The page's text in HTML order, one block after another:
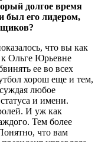
долгое время
был его лидером,
что вы как
Ольге Юрьевне
ее во всех
хорош еще и тем,
любое
и имени.
И уж как
Тем более
что вам